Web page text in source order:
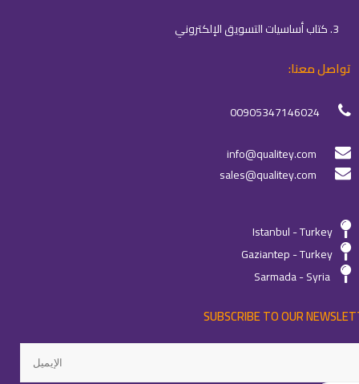
3. كتاب أساسيات التسويق الإلكتروني
تواصل معنا:
00905347146024
info@qualitey.com
sales@qualitey.com
Istanbul - Turkey
Gaziantep - Turkey
Sarmada - Syria
SUBSCRIBE TO OUR